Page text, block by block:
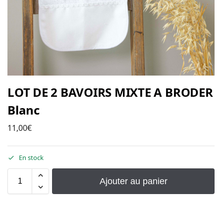
LOT DE 2 BAVOIRS MIXTE A BRODER
Blanc
11,00€
En stock
Ajouter au panier